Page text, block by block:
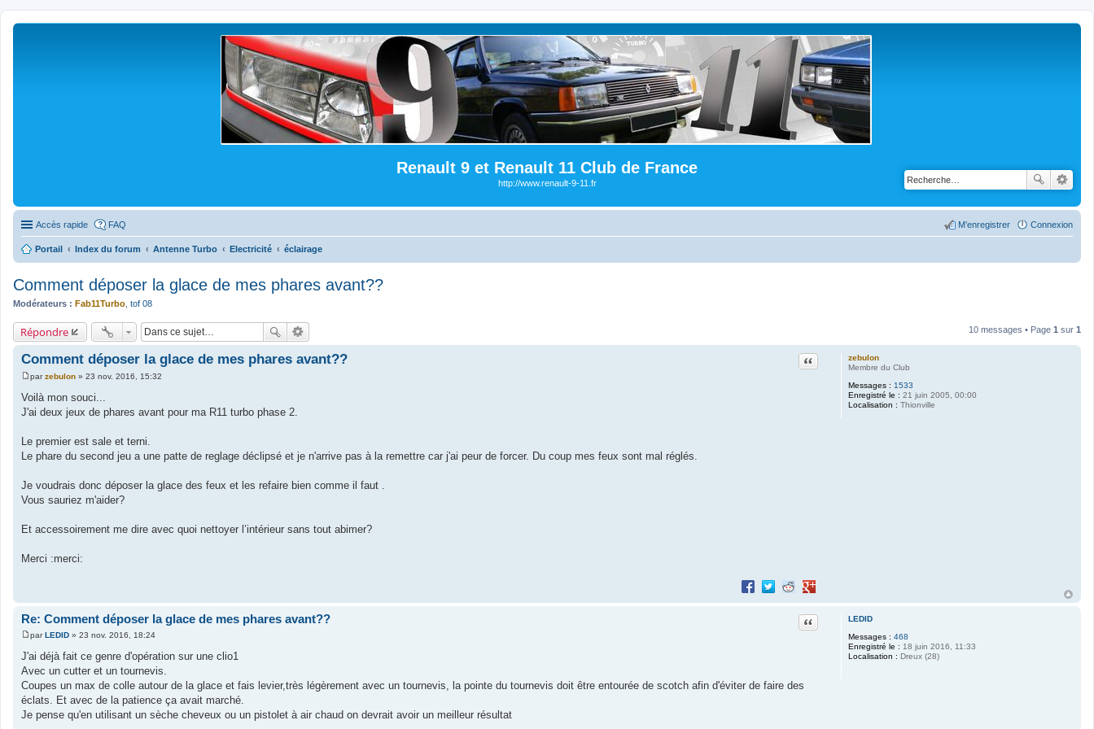
Renault 9 et Renault 11 Club de France
http://www.renault-9-11.fr
Accès rapide FAQ Connexion
M’enregistrer
Portail Index du forum Antenne Turbo Electricité éclairage
Comment déposer la glace de mes phares avant??
Modérateurs : Fab11Turbo tof 08
Répondre 10 messages • Page 1 sur 1
zebulon
Membre du Club
Messages : 1533
Enregistré le : 21 juin 2005, 00:00
Localisation : Thionville
Comment déposer la glace de mes phares avant?? Citation
M
e
s
s
e
parzebulon » 23 nov. 2016, 15:32
Voilà mon souci...
J'ai deux jeux de phares avant pour ma R11 turbo phase 2.
Le premier est sale et terni.
Le phare du second jeu a une patte de reglage déclipsé et je n'arrive pas à la remettre car j'ai peur de forcer. Du coup mes feux sont mal réglés.
Je voudrais donc déposer la glace des feux et les refaire bien comme il faut .
Vous sauriez m'aider?
Et accessoirement me dire avec quoi nettoyer l’intérieur sans tout abimer?
Merci :merci:
Partager sur Facebook
Partager sur Twitter
Partager sur Reddit
Partager sur Google+
LEDID
Messages : 468
Enregistré le : 18 juin 2016, 11:33
Localisation : Dreux (28)
Re: Comment déposer la glace de mes phares avant?? Citation
M
e
s
s
g
e
parLEDID » 23 nov. 2016, 18:24
J'ai déjà fait ce genre d'opération sur une clio1
Avec un cutter et un tournevis.
Coupes un max de colle autour de la glace et fais levier,très légèrement avec un tournevis, la pointe du tournevis doit être entourée de scotch afin d'éviter de faire des
éclats. Et avec de la patience ça avait marché.
Je pense qu'en utilisant un sèche cheveux ou un pistolet à air chaud on devrait avoir un meilleur résultat